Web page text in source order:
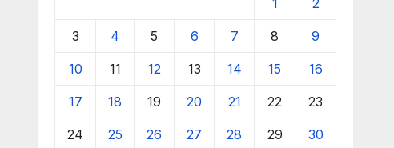
1 2
3 4 5 6 7 8 9
10 11 12 13 14 15 16
17 18 19 20 21 22 23
24 25 26 27 28 29 30